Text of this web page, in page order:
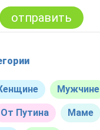
отправить
Мужчине
От Путина Маме